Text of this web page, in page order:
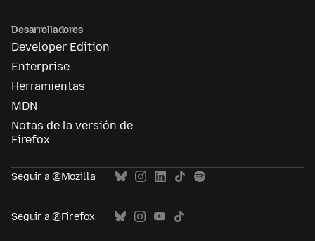
Desarrolladores
Developer Edition
Enterprise
Herramientas
MDN
Notas de la versión de
Firefox
Seguir a @Mozilla
Seguir a @Firefox